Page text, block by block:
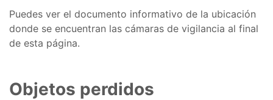
Puedes ver el documento informativo de la ubicación
donde se encuentran las cámaras de vigilancia al final
de esta página.
Objetos perdidos